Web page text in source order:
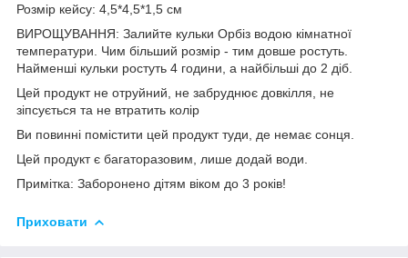
Розмір кейсу: 4,5*4,5*1,5 см
ВИРОЩУВАННЯ: Залийте кульки Орбіз водою кімнатної
температури. Чим більший розмір - тим довше ростуть.
Найменші кульки ростуть 4 години, а найбільші до 2 діб.
Цей продукт не отруйний, не забруднює довкілля, не
зіпсується та не втратить колір
Ви повинні помістити цей продукт туди, де немає сонця.
Цей продукт є багаторазовим, лише додай води.
Примітка: Заборонено дітям віком до 3 років!
Приховати